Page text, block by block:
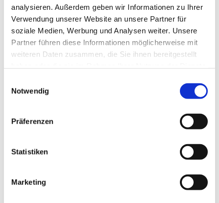
analysieren. Außerdem geben wir Informationen zu Ihrer
Verwendung unserer Website an unsere Partner für
soziale Medien, Werbung und Analysen weiter. Unsere
Partner führen diese Informationen möglicherweise mit
weiteren Daten zusammen, die Sie ihnen bereitgestellt
Notwendig
Präferenzen
Statistiken
Marketing
Donnerstag, 20. Januar 2028, 18:00 -
18:45 Uhr
Paul-Gerhardt-Kirchengemeinde,